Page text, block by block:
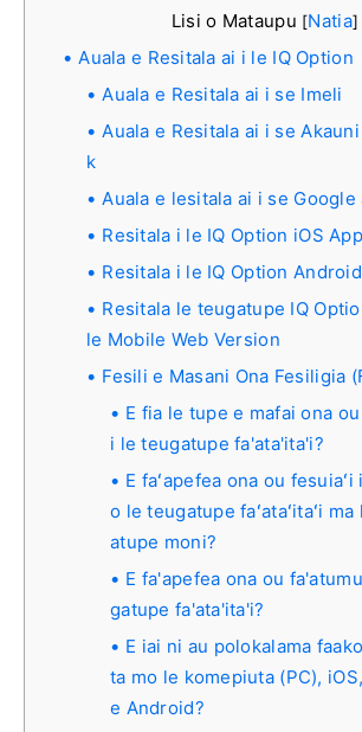
Lisi o Mataupu [Natia]
Auala e Resitala ai i le IQ Option
Auala e Resitala ai i se Imeli
Auala e Resitala ai i se
k
Auala e lesitala ai i se Google
Resitala i le IQ Option iOS App
Resitala i le IQ Option
Resitala le teugatupe IQ
le Mobile Web Version
Fesili e Masani Ona Fesiligia
E fia le tupe e mafai ona
i le teugatupe fa'ata'ita'i?
E faʻapefea ona ou fesuiaʻi
o le teugatupe faʻataʻitaʻi
atupe moni?
E fa'apefea ona ou
gatupe fa'ata'ita'i?
E iai ni au polokalama
ta mo le komepiuta (PC),
e Android?